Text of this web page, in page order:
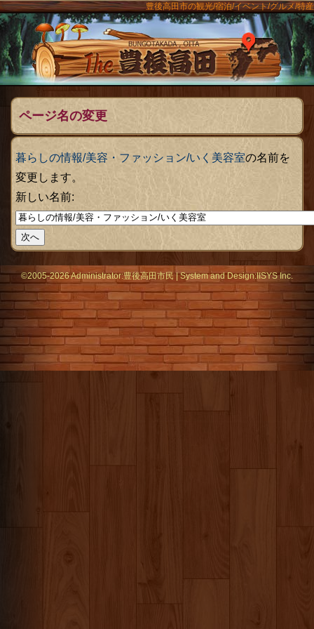
豊後高田市の観光/宿泊/イベント/グルメ/特産
The豊後
ページ名の変更
暮らしの情報/美容・ファッション/いく美容室の名前を
変更します。
新しい名前:
メニュー
©2005-2026 Administrator:豊後高田市民|Systemand Design:IISYS Inc.